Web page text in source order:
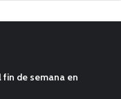
de semana en